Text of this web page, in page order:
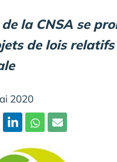
la CNSA se
de lois
2020